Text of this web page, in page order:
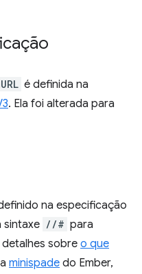
é definida na
. Ela foi alterada para
na especificação
sintaxe //# para
sobre o que
minispade do Ember,